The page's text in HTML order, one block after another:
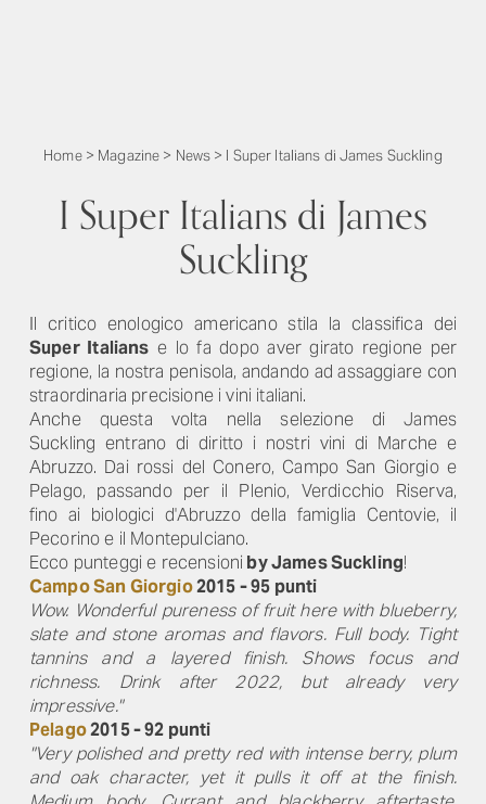
Home> Magazine > News > I Super Italians di James Suckling
I Super Italians di James
Suckling
Il critico enologico americano stila la classifica dei
Super Italians e lo fa dopo aver girato regione per
regione, la nostra penisola, andando ad assaggiare con
straordinaria precisione i vini italiani.
Anche questa volta nella selezione di James
Suckling entrano di diritto i nostri vini di Marche e
Abruzzo. Dai rossi del Conero, Campo San Giorgio e
Pelago, passando per il Plenio, Verdicchio Riserva,
fino ai biologici d'Abruzzo della famiglia Centovie, il
Pecorino e il Montepulciano.
Ecco punteggi e recensioni by James Suckling!
Campo San Giorgio2015 - 95 punti
Wow. Wonderful pureness of fruit here with blueberry,
slate and stone aromas and flavors. Full body. Tight
tannins and a layered finish. Shows focus and
richness. Drink after 2022, but already very
impressive."
Pelago2015 - 92 punti
"Very polished and pretty red with intense berry, plum
and oak character, yet it pulls it off at the finish.